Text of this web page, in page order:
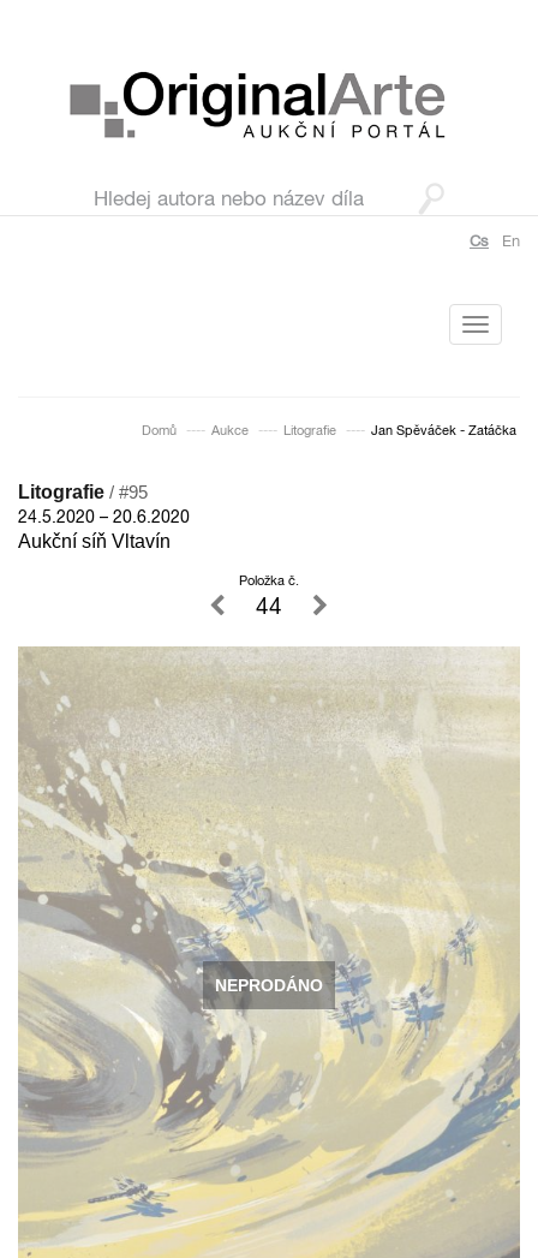
Cs En
Toggle
Domů Aukce Litografie Jan Spěváček - Zatáčka
Litografie / #95
24.5.2020 – 20.6.2020
Aukční síň Vltavín
Položka č.
44
NEPRODÁNO